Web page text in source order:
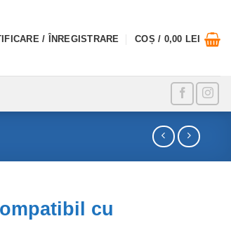
/ ÎNREGISTRARE COȘ / 0,00 LEI
cu